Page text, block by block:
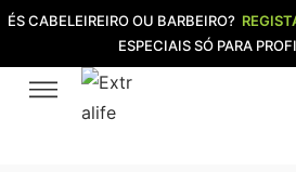
ÉS CABELEIREIRO OU BARBEIRO?
ESPECIAIS SÓ PARA